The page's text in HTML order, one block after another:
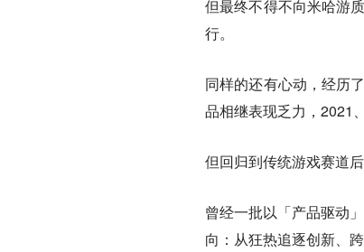
但最终不得不向米哈游
行。
同样的还有心动，经历
品相继表现乏力，2021
但回归到传统游戏赛道
曾经一批以「产品驱动
向： 从狂热追逐创新、